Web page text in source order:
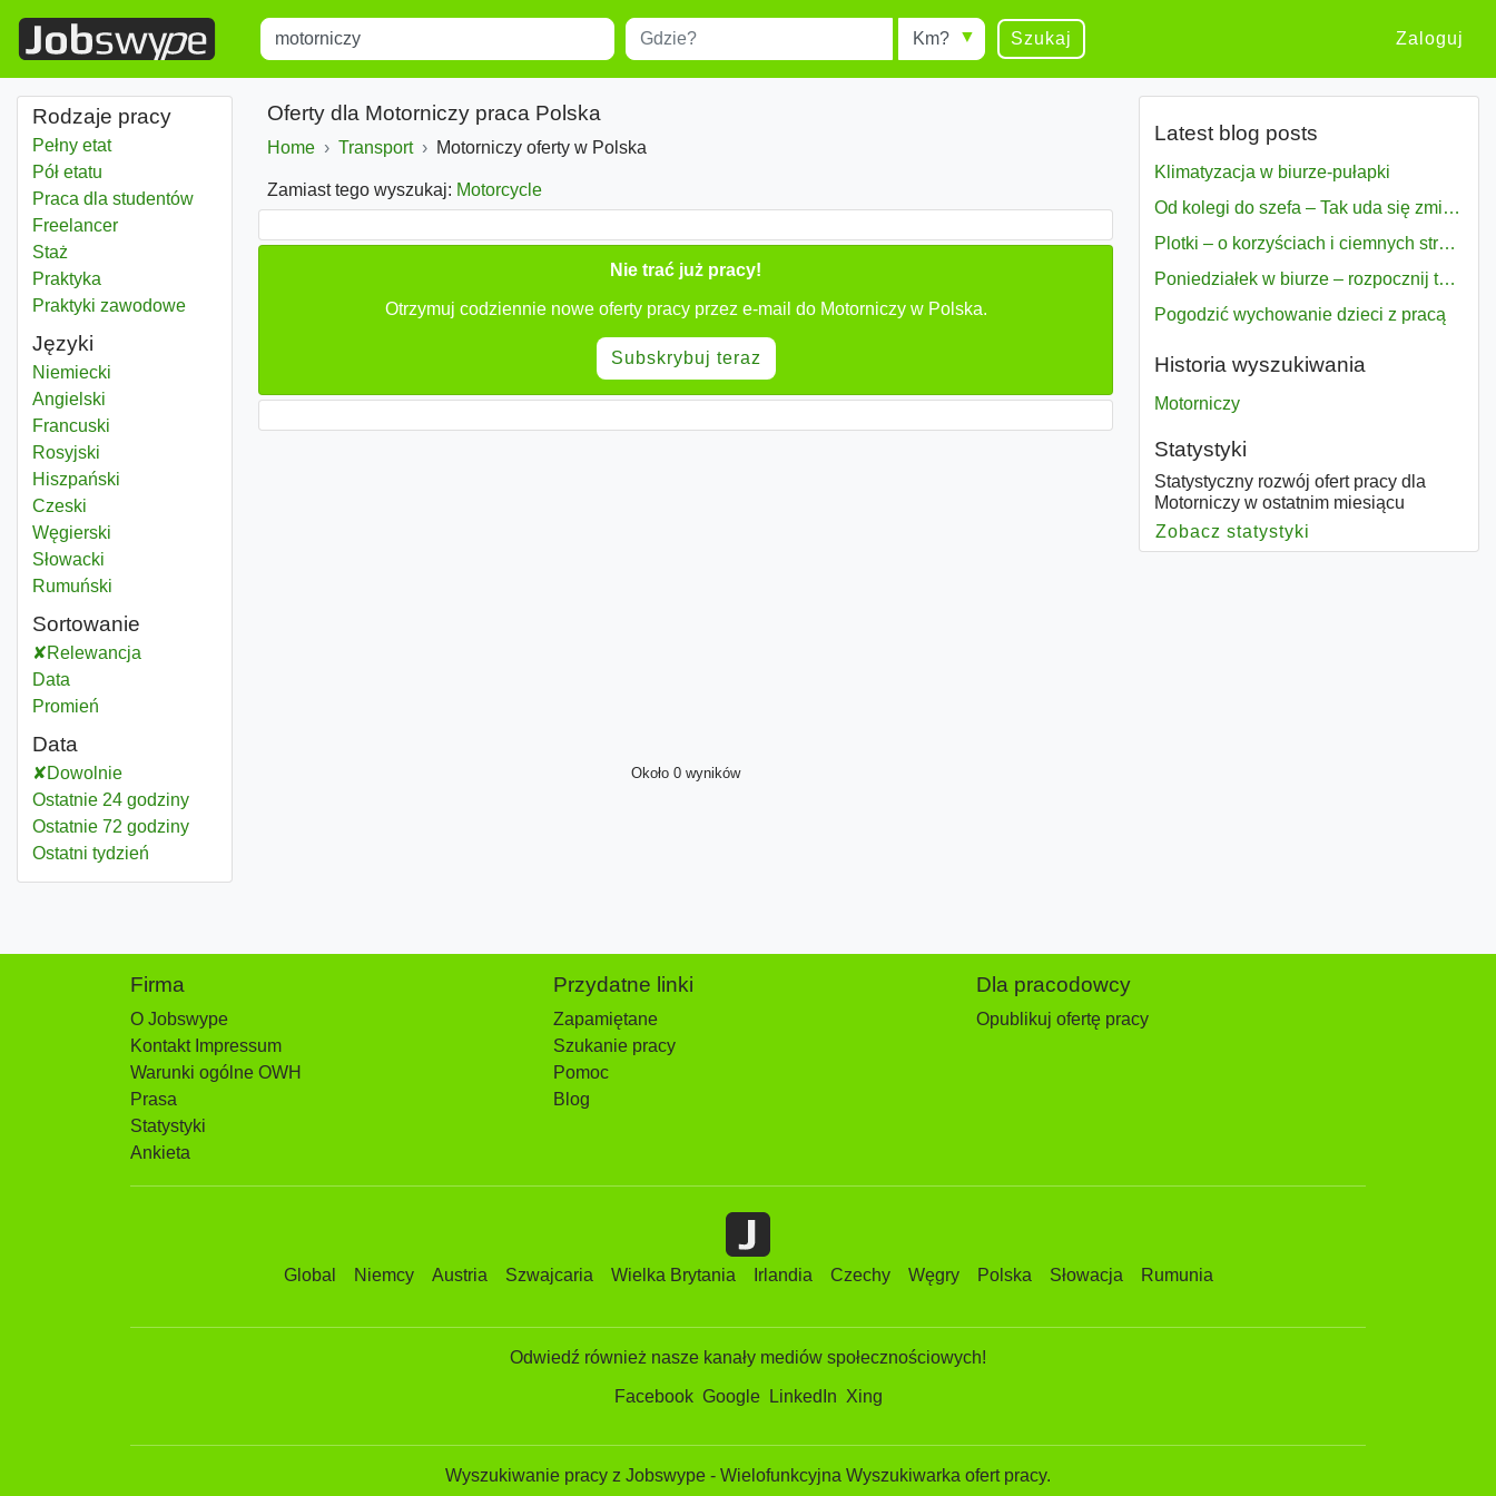
Title Miejscowość Radius Szukaj Zaloguj
Rodzaje pracy
Pełny etat
Pół etatu
Praca dla studentów
Freelancer
Staż
Praktyka
Praktyki zawodowe
Języki
Niemiecki
Angielski
Francuski
Rosyjski
Hiszpański
Czeski
Węgierski
Słowacki
Rumuński
Sortowanie
Relewancja
Data
Promień
Data
Dowolnie
Ostatnie 24 godziny
Ostatnie 72 godziny
Ostatni tydzień
Oferty dla Motorniczy praca Polska
Home Transport Motorniczy oferty w Polska
Zamiast tego wyszukaj: Motorcycle
Nie trać już pracy!
Otrzymuj codziennie nowe oferty pracy przez e-mail do Motorniczy w Polska.
Subskrybuj teraz
Około 0 wyników
Latest blog posts
Klimatyzacja w biurze-pułapki
Od kolegi do szefa – Tak uda się zmiana bezproblemowo
Plotki – o korzyściach i ciemnych stronach
Poniedziałek w biurze – rozpocznij tydzień w pełni zmotywowany
Pogodzić wychowanie dzieci z pracą
Historia wyszukiwania
Motorniczy
Statystyki
Statystyczny rozwój ofert pracy dla
Motorniczy w ostatnim miesiącu
Zobacz statystyki
Firma
O Jobswype
Kontakt Impressum
Warunki ogólne OWH
Prasa
Statystyki
Ankieta
Przydatne linki
Zapamiętane
Szukanie pracy
Pomoc
Blog
Dla pracodowcy
Opublikuj ofertę pracy
Global Niemcy Austria Szwajcaria Wielka Brytania Irlandia Czechy Węgry Polska Słowacja Rumunia
Odwiedź również nasze kanały mediów społecznościowych!
Facebook Google LinkedIn Xing
Wyszukiwanie pracy z Jobswype - Wielofunkcyjna Wyszukiwarka ofert pracy.